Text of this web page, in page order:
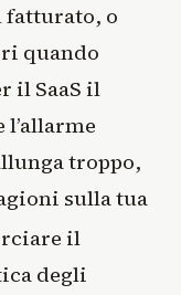
o
quando
il SaaS il
troppo,
sulla tua
il
degli